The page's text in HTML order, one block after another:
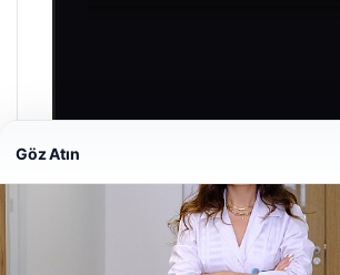
Prenses Night Club
Göz Atın